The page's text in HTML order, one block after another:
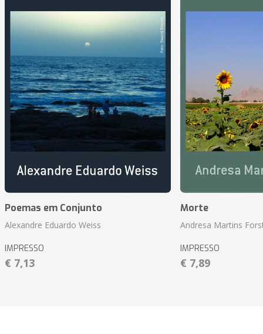
Poemas em Conjunto
Alexandre Eduardo Weiss
IMPRESSO
€ 7,13
Morte
Andresa Martins
IMPRESSO
€ 7,89